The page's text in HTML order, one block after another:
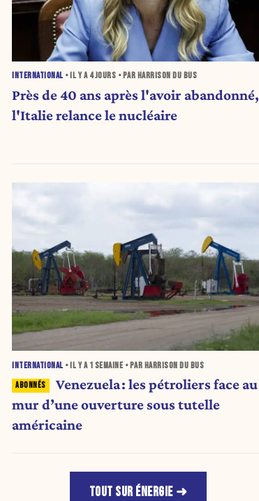
INTERNATIONAL • IL Y A 4 JOURS • PAR HARRISON DU BUS
Près de 40 ans après l'avoir abandonné,
l'Italie relance le nucléaire
INTERNATIONAL • IL Y A 1 SEMAINE • PAR HARRISON DU BUS
Venezuela : les pétroliers face au
mur d’une ouverture sous tutelle
américaine
TOUT SUR ÉNERGIE